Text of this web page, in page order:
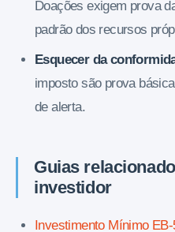
Doações exigem prova
padrão dos recursos
Esquecer da
imposto são prova
de alerta.
Guias
investidor
Investimento Mínimo EB-